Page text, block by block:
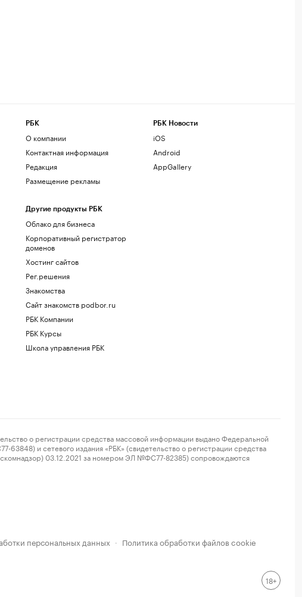
РБК
О компании
Контактная информация
Редакция
Размещение рекламы
Другие продукты РБК
Облако для бизнеса
Корпоративный регистратор
доменов
Хостинг сайтов
Рег.решения
Знакомства
Сайт знакомств podbor.ru
РБК Компании
РБК Курсы
Школа управления РБК
РБК Новости
iOS
Android
AppGallery
о регистрации средства массовой информации выдано Федеральной
и сетевого издания «РБК» (свидетельство о регистрации средства
03.12.2021 за номером ЭЛ №ФС77-82385) сопровождаются
персональных данных · Политика обработки файлов cookie
18+